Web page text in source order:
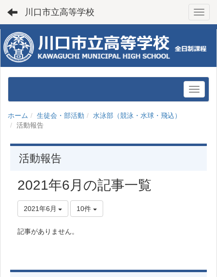
川口市立高等学校
ホーム 生徒会・部活動
水泳部（競泳・水球・飛込）
活動報告
活動報告
2021年6月の記事一覧
2021年6月 10件
記事がありません。